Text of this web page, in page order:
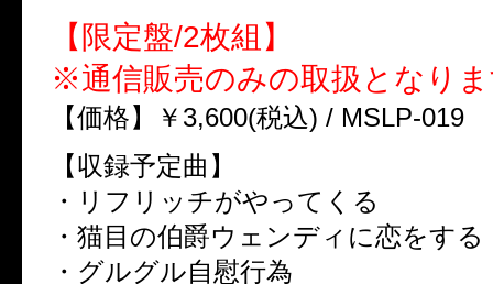
【限定盤/2枚組】
※通信販売のみの取扱となり
【価格】￥3,600(税込) / MSLP-019
【収録予定曲】
・リフリッチがやってくる
・猫目の伯爵ウェンディに恋をする
・グルグル自慰行為